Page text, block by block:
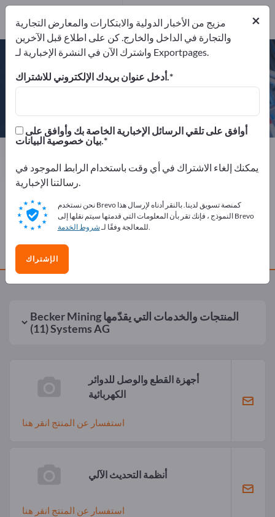
Becker Mining Systems AG
الجهة المصنعة
إرسال استفسار
الهاتف
ملف الشركة
الهاتف
المنتجات والخدمات التي يقدّمهاBecker Mining
Systems AG
(11)
أجهزة القطع والوصل للدوائر
الكهربائية
استفسار عن المنتج انقر هنا
أنظمة التحديث الآلي
استفسار عن المنتج انقر هنا
×
مزيج من الأخبار الدولية والابتكارات والمعارض التجارية
والتجارة في الداخل والخارج. كن على اطلاع قبل الآخرين
واشترك الآن في النشرة الإخبارية لـ Exportpages.
أدخل عنوان بريدك الإلكتروني للاشتراك.
بيان خصوصية البيانات.
يمكنك إلغاء الاشتراك في أي وقت باستخدام الرابط الموجود في
رسالتنا الإخبارية.
نحن نستخدم Brevo كمنصة تسويق لدينا. بالنقر أدناه لإرسال هذا
النموذج ، فإنك تقر بأن المعلومات التي قدمتها سيتم نقلها إلى Brevo
للمعالجة وفقًا لـشروط الخدمة .
الإشتراك